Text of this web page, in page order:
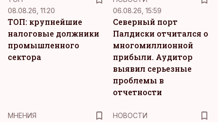
08.08.26, 11:20
ТОП: крупнейшие
налоговые должники
промышленного
сектора
06.08.26, 15:59
Северный порт
Палдиски отчитался о
многомиллионной
прибыли. Аудитор
выявил серьезные
проблемы в
отчетности
MНЕНИЯ
НОВОСТИ